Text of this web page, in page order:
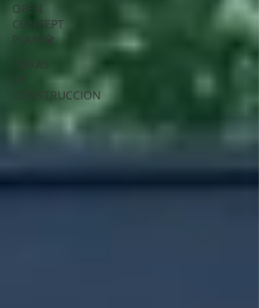
OPEN
CONCEPT
PLAN 💎
OBRAS
DE
CONSTRUCCION